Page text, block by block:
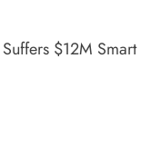
$12M Smart